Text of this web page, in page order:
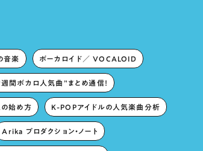
音楽 ボーカロイド／ VOCALOID
週間ボカロ人気曲”まとめ通信！
始め方 K-POPアイドルの人気楽曲分析
Arika プロダクション・ノート